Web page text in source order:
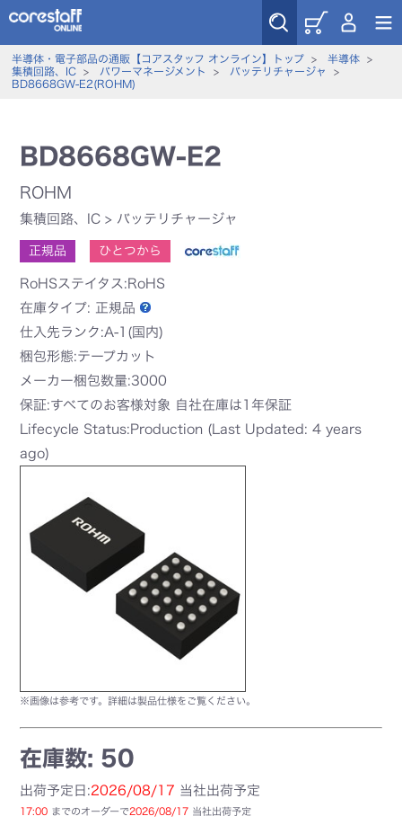
半導体・電子部品の通販【コアスタッフ オンライン】トップ> 半導体>
集積回路、IC> パワーマネージメント > バッテリチャージャ
>
BD8668GW-E2(ROHM)
BD8668GW-E2
ROHM
集積回路、IC > バッテリチャージャ
正規品 ひとつから
RoHSステイタス:RoHS
在庫タイプ: 正規品
仕入先ランク:A-1(国内)
梱包形態:テープカット
メーカー梱包数量:3000
保証:すべてのお客様対象 自社在庫は1年保証
Lifecycle Status:Production (Last Updated: 4 years
ago)
※画像は参考です。詳細は製品仕様をご覧ください。
在庫数: 50
出荷予定日:2026/08/17 当社出荷予定
17:00 までのオーダーで2026/08/17 当社出荷予定